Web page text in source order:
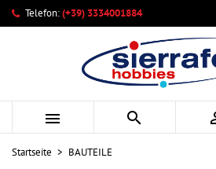
Telefon:(+39) 3334001884
 
Startseite BAUTEILE
Ihre Wunschlisten
Neue Liste anlegen
((modalTitle))
((confirmMessage))
((cancelText))
Wunschliste erstellen
Name der Wunschliste
Anmelden
Sie müssen angemeldet sein, um
hinzufügen zu können.